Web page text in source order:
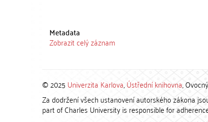
Metadata
Zobrazit celý záznam
© 2025 Univerzita Karlova,Ústřední knihovna,
Za dodržení všech ustanovení autorského zákona
part of Charles University is responsible for